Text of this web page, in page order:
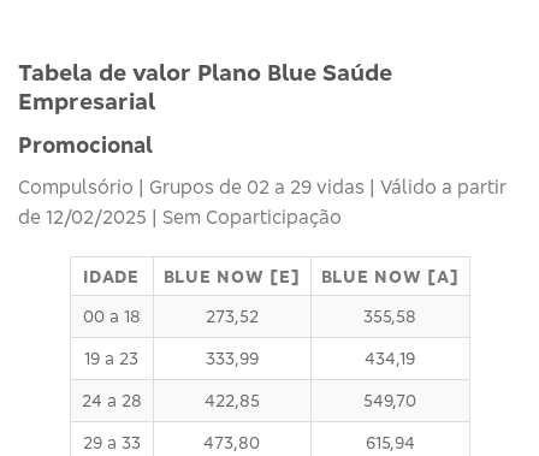
Tabela de valor Plano Blue Saúde
Empresarial
Promocional
Compulsório | Grupos de 02 a 29 vidas | Válido a partir
de 12/02/2025 | Sem Coparticipação
IDADE BLUE NOW [E]
BLUE NOW [A]
00 a 18
273,52 355,58
19 a 23 333,99 434,19
24 a 28 422,85 549,70
29 a 33 473,80 615,94